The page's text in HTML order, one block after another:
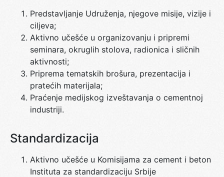
Predstavljanje Udruženja, njegove misije, vizije i
ciljeva;
Aktivno učešće u organizovanju i pripremi
seminara, okruglih stolova, radionica i sličnih
aktivnosti;
Priprema tematskih brošura, prezentacija i
pratećih materijala;
Praćenje medijskog izveštavanja o cementnoj
industriji.
Standardizacija
Aktivno učešće u Komisijama za cement i beton
Instituta za standardizaciju Srbije